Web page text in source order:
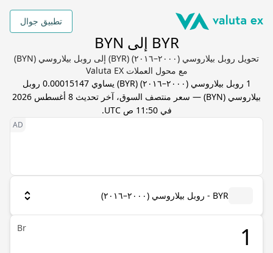
تطبيق جوال
BYR إلى BYN
تحويل روبل بيلاروسي (٢٠٠٠–٢٠١٦) (BYR) إلى روبل بيلاروسي (BYN)
مع محول العملات Valuta EX
1 روبل بيلاروسي (٢٠٠٠–٢٠١٦) (
BYR) يساوي0.00015147 روبل
بيلاروسي (
BYN) — سعر منتصف السوق، آخر تحديث
8 أغسطس 2026
في 11:50 ص UTC
.
BYR - روبل بيلاروسي (٢٠٠٠–٢٠١٦)
Br